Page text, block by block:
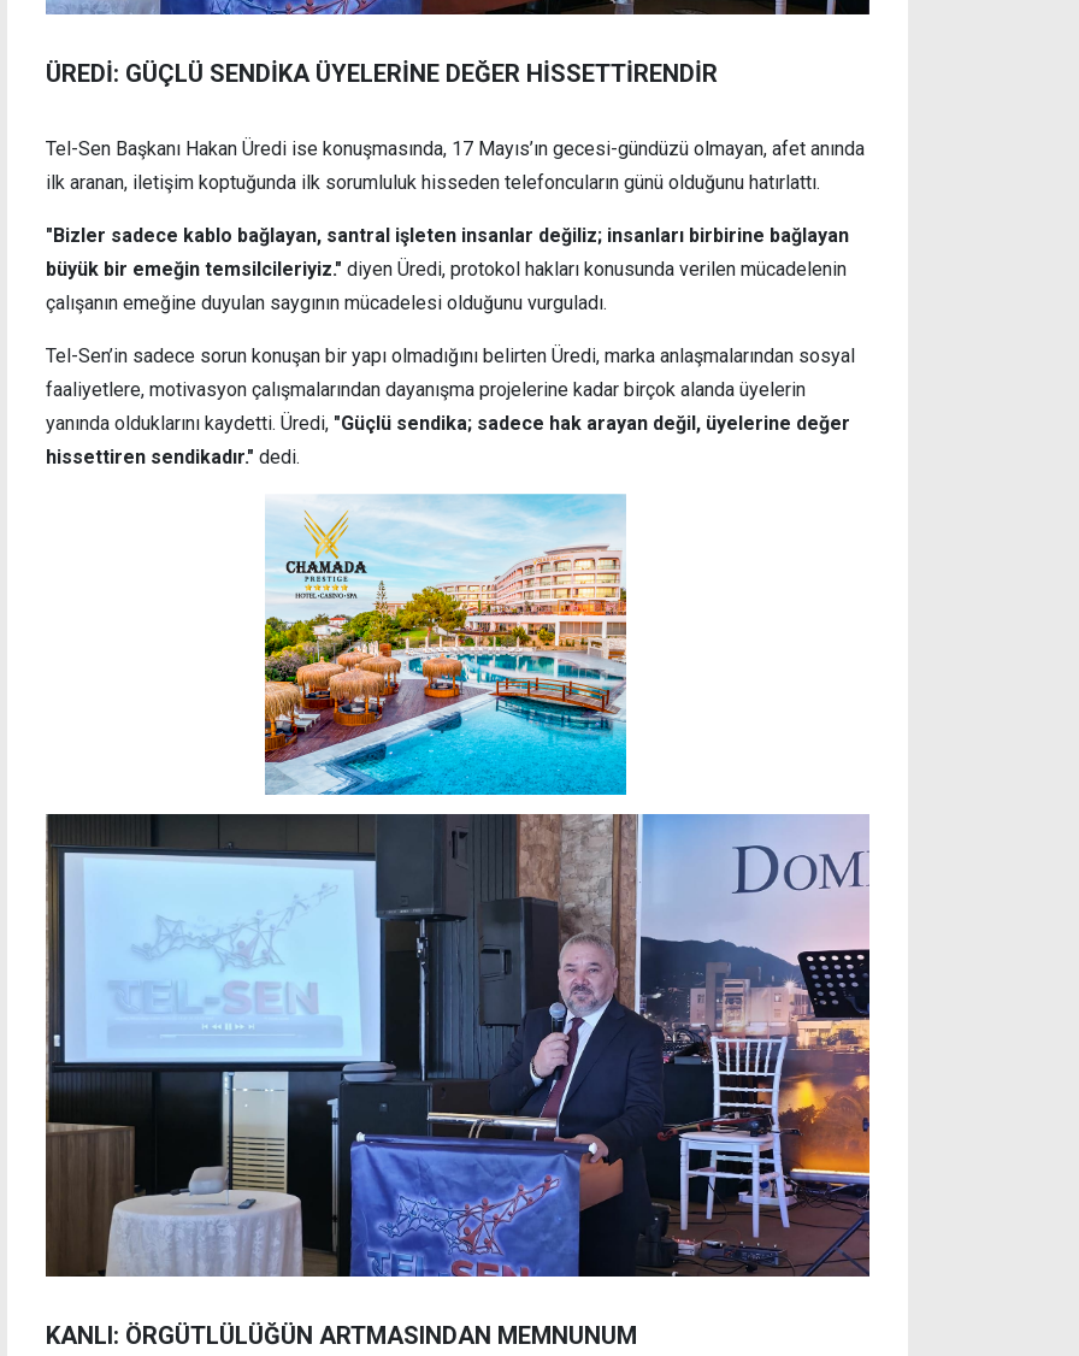
ÜREDİ: GÜÇLÜ SENDİKA ÜYELERİNE DEĞER HİSSETTİRENDİR
Tel-Sen Başkanı Hakan Üredi ise konuşmasında, 17 Mayıs’ın gecesi-gündüzü olmayan, afet anında
ilk aranan, iletişim koptuğunda ilk sorumluluk hisseden telefoncuların günü olduğunu hatırlattı.
"Bizler sadece kablo bağlayan, santral işleten insanlar değiliz; insanları birbirine bağlayan
büyük bir emeğin temsilcileriyiz." diyen Üredi, protokol hakları konusunda verilen mücadelenin
çalışanın emeğine duyulan saygının mücadelesi olduğunu vurguladı.
Tel-Sen’in sadece sorun konuşan bir yapı olmadığını belirten Üredi, marka anlaşmalarından sosyal
faaliyetlere, motivasyon çalışmalarından dayanışma projelerine kadar birçok alanda üyelerin
yanında olduklarını kaydetti. Üredi, "Güçlü sendika; sadece hak arayan değil, üyelerine değer
hissettiren sendikadır." dedi.
KANLI: ÖRGÜTLÜLÜĞÜN ARTMASINDAN MEMNUNUM